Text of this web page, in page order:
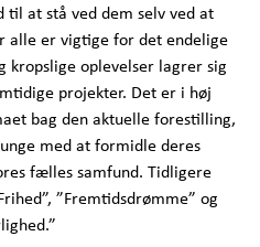
at stå ved dem selv ved at
alle er vigtige for det endelige
kropslige oplevelser lagrer sig
projekter. Det er i høj
bag den aktuelle forestilling,
med at formidle deres
fælles samfund. Tidligere
”Fremtidsdrømme” og